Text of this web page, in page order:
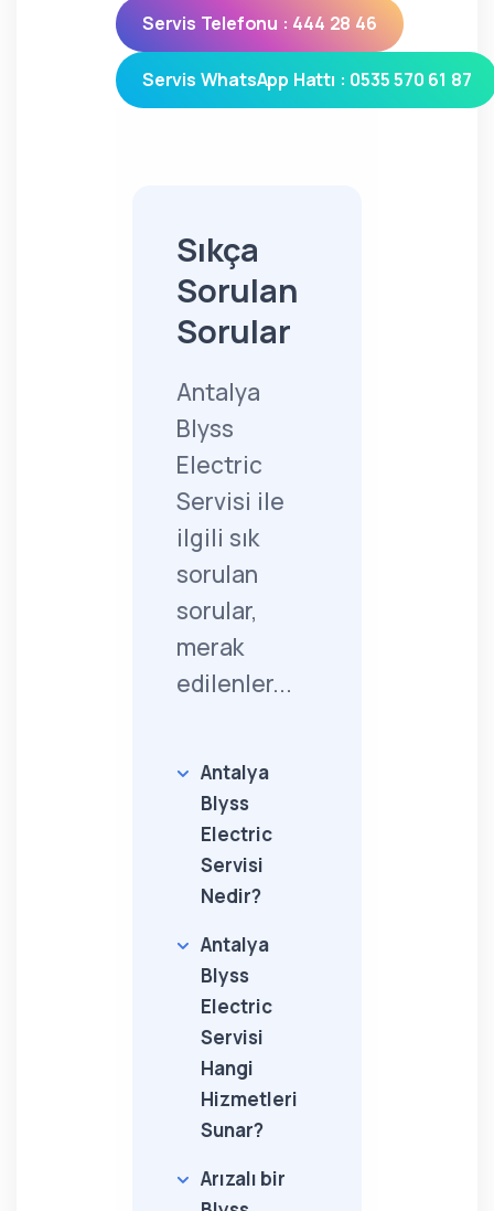
Servis Telefonu : 444 28 46
Servis WhatsApp Hattı : 0535 570 61 87
Sıkça
Sorulan
Sorular
Antalya
Blyss
Electric
Servisi ile
ilgili sık
sorulan
sorular,
merak
edilenler...
Antalya
Blyss
Electric
Servisi
Nedir?
Antalya
Blyss
Electric
Servisi
Hangi
Hizmetleri
Sunar?
Arızalı bir